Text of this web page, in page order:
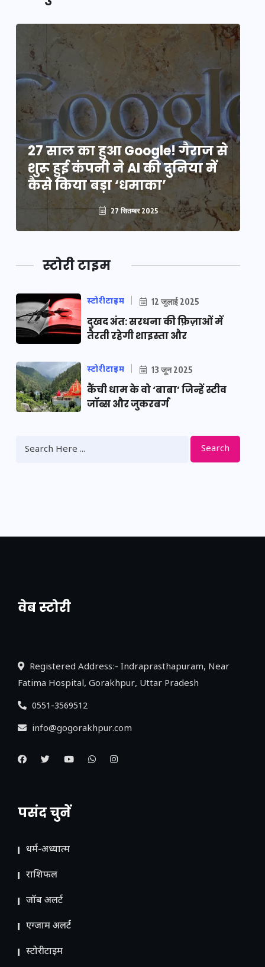
27 साल का हुआ Google! गैराज से
शुरू हुई कंपनी ने AI की दुनिया में
कैसे किया बड़ा ‘धमाका’
27 सितम्बर 2025
स्टोरी टाइम
स्टोरीटाइम 12 जुलाई 2025
दुखद अंत: सरधना की फ़िज़ाओं में
तैरती रहेगी शाइस्ता और
स्टोरीटाइम 13 जून 2025
कैंची धाम के वो ‘बाबा’ जिन्हें स्टीव
जॉब्स और जुकरबर्ग
Search
वेब स्टोरी
नया एक्सप्रेसवे: पूर्वांचल का लक, डेवलपमेंट का
Registered Address:- Indraprasthapuram, Near
Fatima Hospital, Gorakhpur, Uttar Pradesh
0551-3569512
info@gogorakhpur.com
पसंद चुनें
धर्म-अध्यात्म
राशिफल
जॉब अलर्ट
एग्जाम अलर्ट
स्टोरीटाइम